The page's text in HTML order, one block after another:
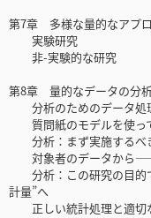
第7章 多様な量的なアプ
実験研究
非-実験的な研究
第8章 量的なデータの分
分析のためのデータ処
質問紙のモデルを使っ
分析：まず実施するべ
対象者のデータから
分析：この研究の目的
計量”へ
正しい統計処理と適切